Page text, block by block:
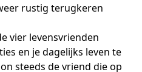
rustig terugkeren
vier levensvrienden
en je dagelijks leven te
steeds de vriend die op